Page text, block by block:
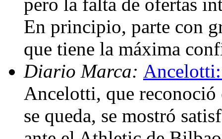
En principio, parte con
que tiene la máxima
Diario Marca:
Ancelotti, que reconoció
se queda, se mostró